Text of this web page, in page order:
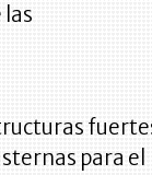
para el